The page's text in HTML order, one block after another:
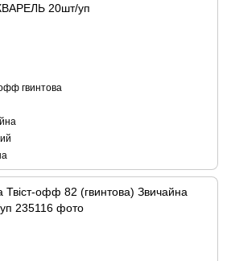
20шт/уп
гвинтова